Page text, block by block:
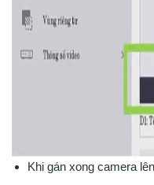
Khi gán xong camera